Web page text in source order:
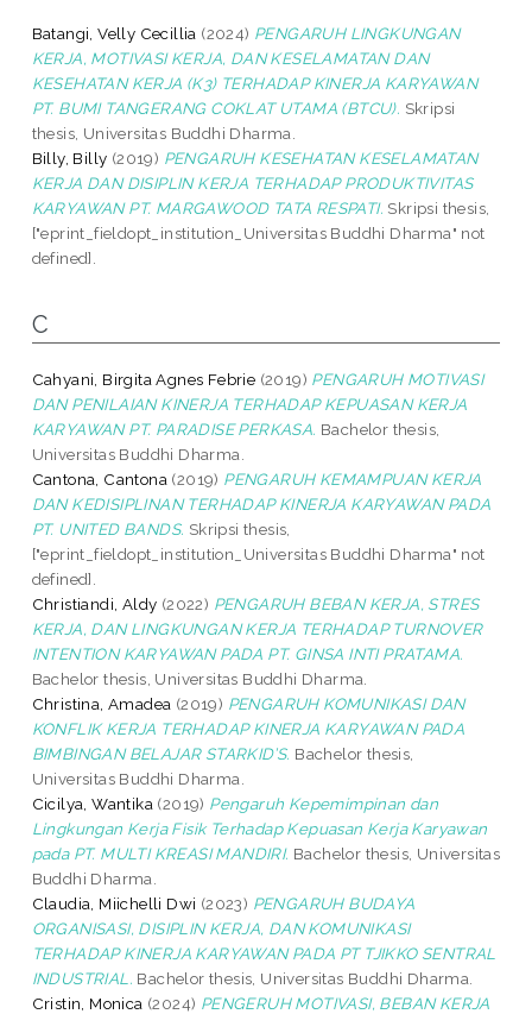
Batangi, Velly Cecillia (2024) PENGARUH LINGKUNGAN
KERJA, MOTIVASI KERJA, DAN KESELAMATAN DAN
KESEHATAN KERJA (K3) TERHADAP KINERJA KARYAWAN
PT. BUMI TANGERANG COKLAT UTAMA (BTCU). Skripsi
thesis, Universitas Buddhi Dharma.
Billy, Billy (2019) PENGARUH KESEHATAN KESELAMATAN
KERJA DAN DISIPLIN KERJA TERHADAP PRODUKTIVITAS
KARYAWAN PT. MARGAWOOD TATA RESPATI. Skripsi thesis,
["eprint_fieldopt_institution_Universitas Buddhi Dharma" not
defined].
C
Cahyani, Birgita Agnes Febrie (2019) PENGARUH MOTIVASI
DAN PENILAIAN KINERJA TERHADAP KEPUASAN KERJA
KARYAWAN PT. PARADISE PERKASA. Bachelor thesis,
Universitas Buddhi Dharma.
Cantona, Cantona (2019) PENGARUH KEMAMPUAN KERJA
DAN KEDISIPLINAN TERHADAP KINERJA KARYAWAN PADA
PT. UNITED BANDS. Skripsi thesis,
["eprint_fieldopt_institution_Universitas Buddhi Dharma" not
defined].
Christiandi, Aldy (2022) PENGARUH BEBAN KERJA, STRES
KERJA, DAN LINGKUNGAN KERJA TERHADAP TURNOVER
INTENTION KARYAWAN PADA PT. GINSA INTI PRATAMA.
Bachelor thesis, Universitas Buddhi Dharma.
Christina, Amadea (2019) PENGARUH KOMUNIKASI DAN
KONFLIK KERJA TERHADAP KINERJA KARYAWAN PADA
BIMBINGAN BELAJAR STARKID’S. Bachelor thesis,
Universitas Buddhi Dharma.
Cicilya, Wantika (2019) Pengaruh Kepemimpinan dan
Lingkungan Kerja Fisik Terhadap Kepuasan Kerja Karyawan
pada PT. MULTI KREASI MANDIRI. Bachelor thesis, Universitas
Buddhi Dharma.
Claudia, Miichelli Dwi (2023) PENGARUH BUDAYA
ORGANISASI, DISIPLIN KERJA, DAN KOMUNIKASI
TERHADAP KINERJA KARYAWAN PADA PT TJIKKO SENTRAL
INDUSTRIAL. Bachelor thesis, Universitas Buddhi Dharma.
Cristin, Monica (2024) PENGERUH MOTIVASI, BEBAN KERJA